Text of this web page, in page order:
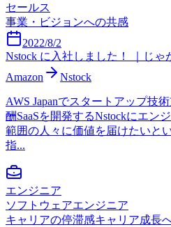
セールス
事業・ビジョンへの共感
2022/8/2
Nstock に入社しました！ ｜じゃ
Amazon
Nstock
AWS Japanでスタートアップ技
酬SaaSを開発するNstockにエン
範囲の人々に価値を届けたいと
指...
エンジニア
ソフトウェアエンジニア
キャリアの停滞感キャリア成長